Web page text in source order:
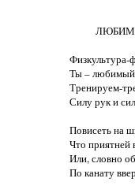
Физкультура-
Ты –
Тренируем-
Силу рук и
Повисеть на
Что приятней
Или, словно
По канату